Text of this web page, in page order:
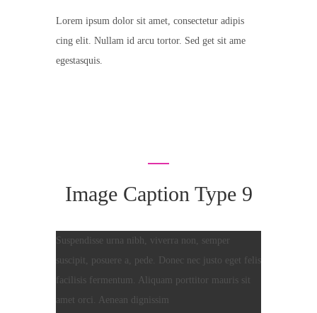
Lorem ipsum dolor sit amet, consectetur adipis
cing elit. Nullam id arcu tortor. Sed get sit ame
egestasquis.
Image Caption Type 9
Suspendisse urna nibh, viverra non, semper
suscipit, posuere a, pede. Donec nec justo eget felis
facilisis fermentum. Aliquam porttitor mauris sit
amet orci. Aenean dignissim